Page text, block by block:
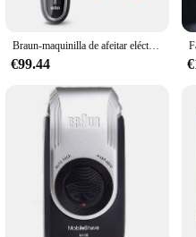
Braun-maquinilla de afeitar eléctrica para hombre, maquinilla de afeitar en seco y húmedo flexible, serie 7 7071cc, centro de cuidado inteligente
€99.44